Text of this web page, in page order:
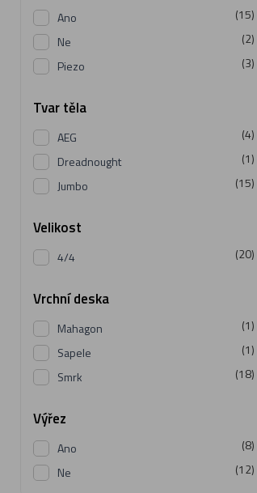
Ano
(15)
Ne
(2)
Piezo
(3)
Tvar těla
AEG
(4)
Dreadnought
(1)
Jumbo
(15)
Velikost
4/4 (20)
Vrchní deska
Mahagon
(1)
Sapele
(1)
Smrk
(18)
Výřez
Ano
(8)
Ne
(12)